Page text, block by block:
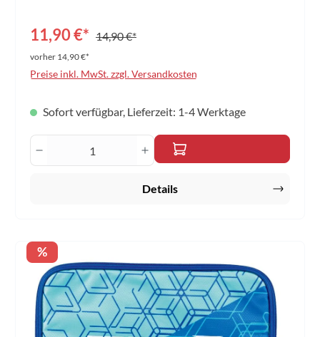
11,90 €* 14,90 €*
vorher 14,90 €*
Preise inkl. MwSt. zzgl. Versandkosten
Sofort verfügbar, Lieferzeit: 1-4 Werktage
Produkt Anzahl: Gib den gewünschten
Details
Rabatt
%